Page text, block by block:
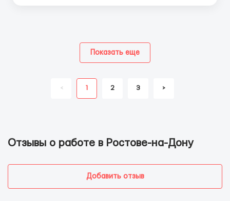
< 1 2 3 >
Показать еще
Отзывы о работе в Ростове-на-Дону
Добавить отзыв